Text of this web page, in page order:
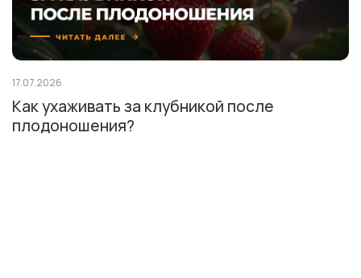
17.07.2026
Как ухаживать за клубникой после
плодоношения?